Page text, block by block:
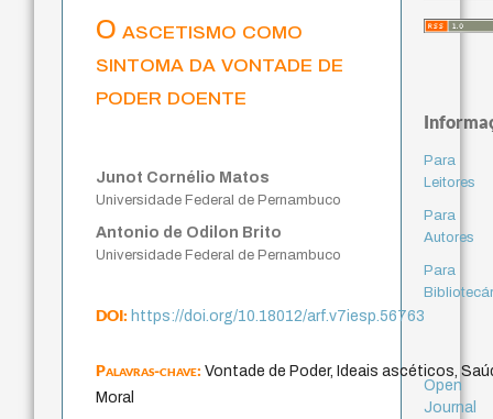
O ascetismo como
sintoma da vontade de
poder doente
Junot Cornélio Matos
Universidade Federal de Pernambuco
Antonio de Odilon Brito
Universidade Federal de Pernambuco
DOI:https://doi.org/10.18012/arf.v7iesp.56763
Palavras-chave:Vontade de Poder, Ideais ascéticos,
Moral
Para
Leitores
Para
Autores
Para
Open
Journal